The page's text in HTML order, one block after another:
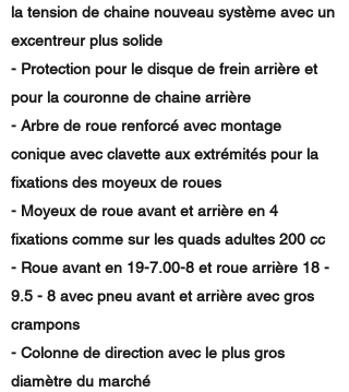
la tension de chaine nouveau système avec un
excentreur plus solide
- Protection pour le disque de frein arrière et
pour la couronne de chaine arrière
- Arbre de roue renforcé avec montage
conique avec clavette aux extrémités pour la
fixations des moyeux de roues
- Moyeux de roue avant et arrière en 4
fixations comme sur les quads adultes 200 cc
- Roue avant en 19-7.00-8 et roue arrière 18 -
9.5 - 8 avec pneu avant et arrière avec gros
crampons
- Colonne de direction avec le plus gros
diamètre du marché